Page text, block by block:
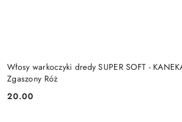
Włosy warkoczyki dredy SUPER SOFT -
Zgaszony Róż
Cena:
20.00